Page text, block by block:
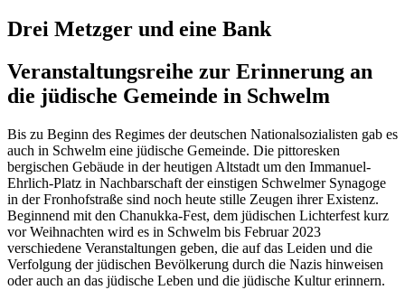
Drei Metzger und eine Bank
Veranstaltungsreihe zur Erinnerung an
die jüdische Gemeinde in Schwelm
Bis zu Beginn des Regimes der deutschen Nationalsozialisten gab es
auch in Schwelm eine jüdische Gemeinde. Die pittoresken
bergischen Gebäude in der heutigen Altstadt um den Immanuel-
Ehrlich-Platz in Nachbarschaft der einstigen Schwelmer Synagoge
in der Fronhofstraße sind noch heute stille Zeugen ihrer Existenz.
Beginnend mit den Chanukka-Fest, dem jüdischen Lichterfest kurz
vor Weihnachten wird es in Schwelm bis Februar 2023
verschiedene Veranstaltungen geben, die auf das Leiden und die
Verfolgung der jüdischen Bevölkerung durch die Nazis hinweisen
oder auch an das jüdische Leben und die jüdische Kultur erinnern.